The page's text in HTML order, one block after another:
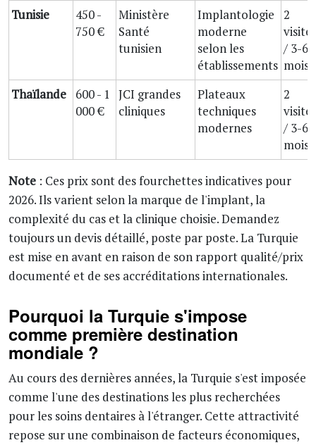
Tunisie
450 -
750 €
Ministère
Santé
tunisien
Implantologie
moderne
selon les
établissements
2
/ 3-6
mois
Thaïlande
600 - 1
000 €
JCI grandes
cliniques
Plateaux
techniques
modernes
2
/ 3-6
mois
Note : Ces prix sont des fourchettes indicatives pour
2026. Ils varient selon la marque de l'implant, la
complexité du cas et la clinique choisie. Demandez
toujours un devis détaillé, poste par poste. La Turquie
est mise en avant en raison de son rapport qualité/prix
documenté et de ses accréditations internationales.
Pourquoi la Turquie s'impose
comme première destination
mondiale ?
Au cours des dernières années, la Turquie s'est imposée
comme l'une des destinations les plus recherchées
pour les soins dentaires à l'étranger. Cette attractivité
repose sur une combinaison de facteurs économiques,